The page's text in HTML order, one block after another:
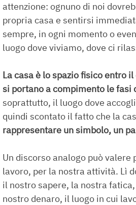
attenzione: ognuno di noi
propria casa e sentirsi
sempre, in ogni momento o
luogo dove viviamo, dove ci
La casa è lo spazio fisico entro
si portano a compimento le fasi
soprattutto, il luogo dove
quindi scontato il fatto che la
rappresentare un simbolo, un
Un discorso analogo può valere
lavoro, per la nostra attività. Lì
il nostro sapere, la nostra
nostro denaro, il luogo in cui